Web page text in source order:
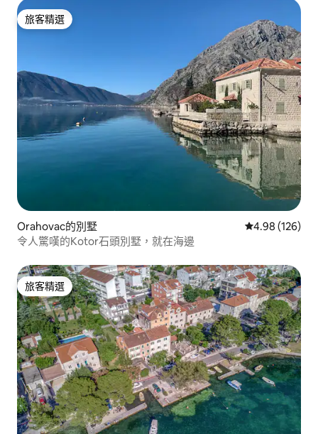
旅客精選
旅客精選
Orahovac的別墅 從 126 則評價
4.98 (126)
令人驚嘆的Kotor石頭別墅，就在海邊
旅客精選
旅客精選